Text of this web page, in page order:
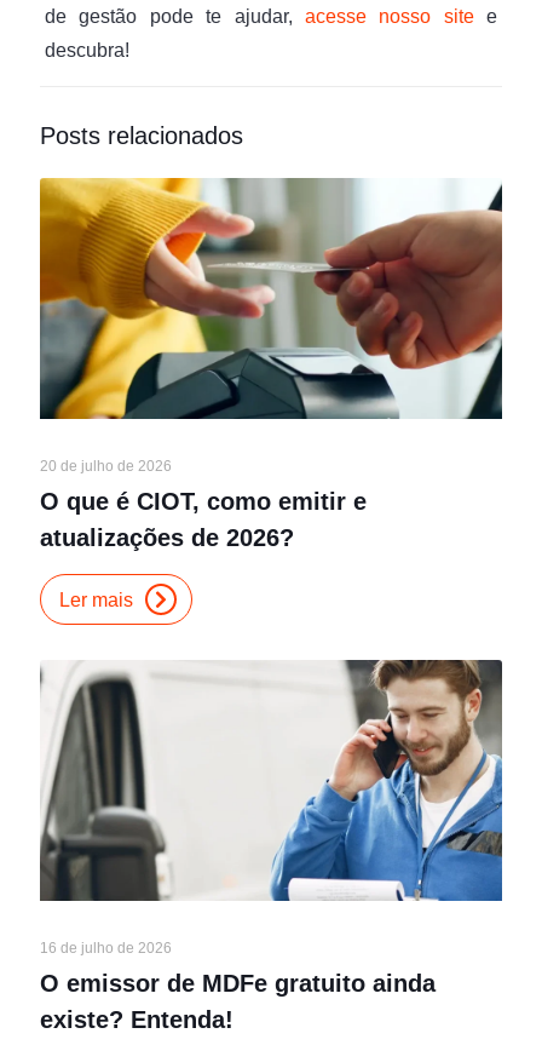
de gestão pode te ajudar, acesse nosso sitee
descubra!
Posts relacionados
20 de julho de 2026
O que é CIOT, como emitir e
atualizações de 2026?
Ler mais
16 de julho de 2026
O emissor de MDFe gratuito ainda
existe? Entenda!